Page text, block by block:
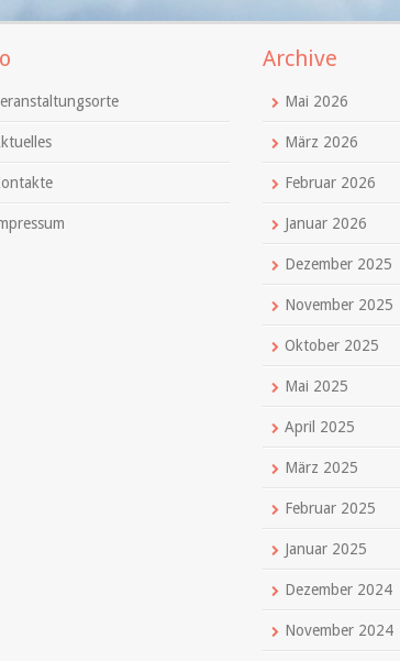
Archive
Mai 2026
März 2026
Februar 2026
Januar 2026
Dezember 2025
November 2025
Oktober 2025
Mai 2025
April 2025
März 2025
Februar 2025
Januar 2025
Dezember 2024
November 2024